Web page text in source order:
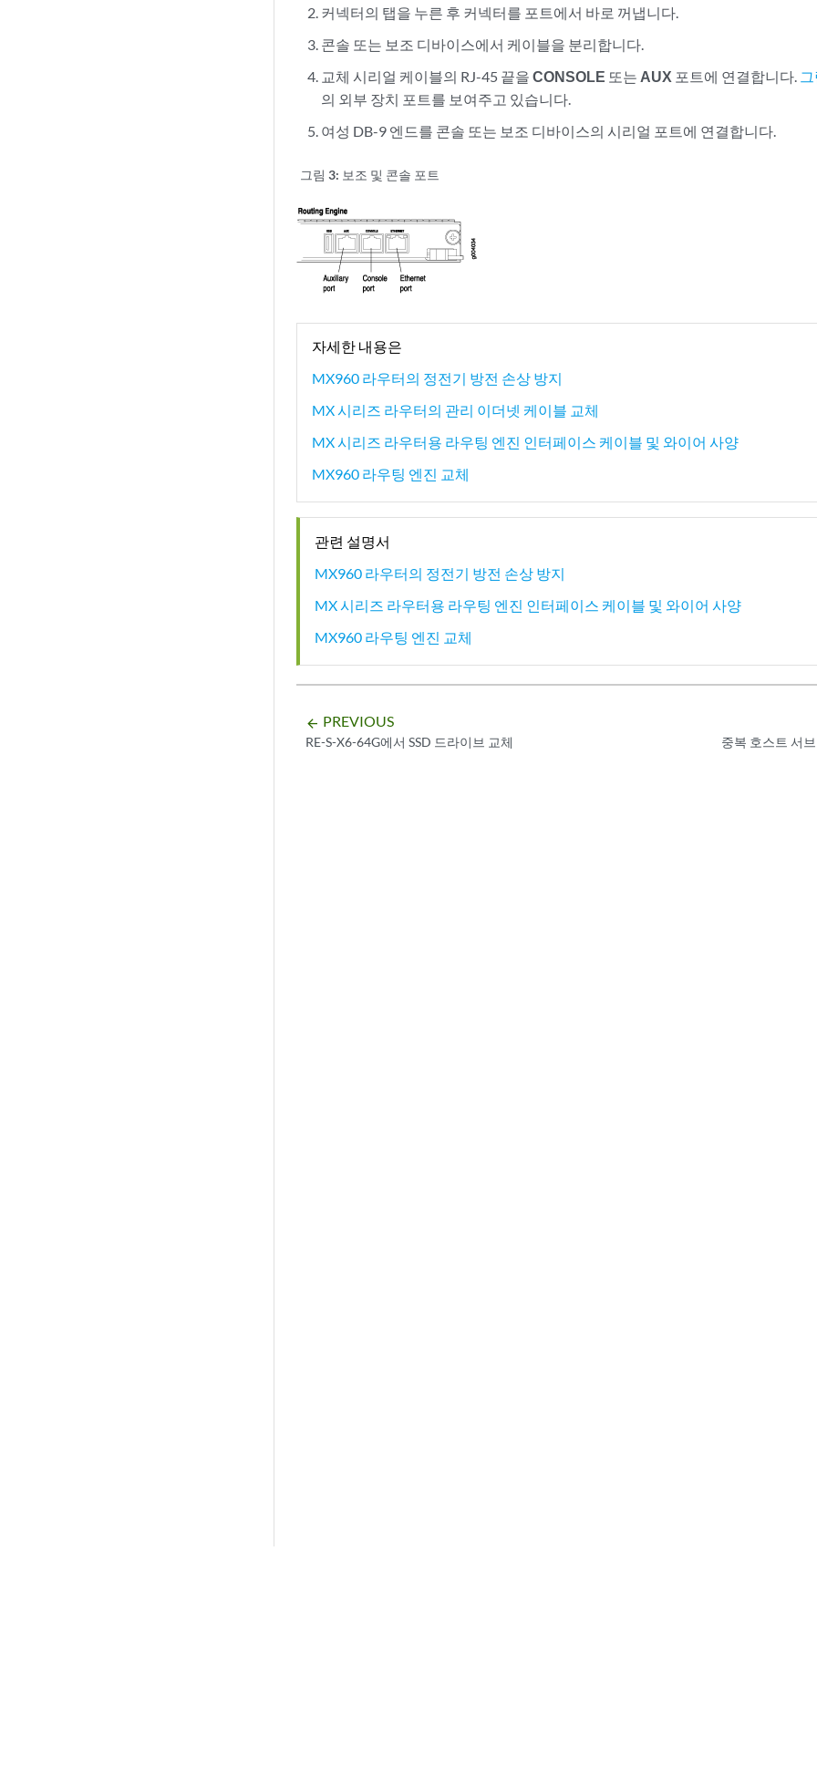
커넥터의 탭을 누른 후 커넥터를 포트에서 바로 꺼냅니다.
콘솔 또는 보조 디바이스에서 케이블을 분리합니다.
교체 시리얼 케이블의 RJ-45 끝을CONSOLE 또는 AUX 포트에 연결합니다.
의 외부 장치 포트를 보여주고 있습니다.
여성 DB-9 엔드를 콘솔 또는 보조 디바이스의 시리얼 포트에 연결합니다.
그림 3: 보조 및 콘솔 포트
자세한 내용은
MX960 라우터의 정전기 방전 손상 방지
MX 시리즈 라우터의 관리 이더넷 케이블 교체
MX 시리즈 라우터용 라우팅 엔진 인터페이스 케이블 및 와이어 사양
MX960 라우팅 엔진 교체
관련 설명서
MX960 라우터의 정전기 방전 손상 방지
MX 시리즈 라우터용 라우팅 엔진 인터페이스 케이블 및 와이어 사양
MX960 라우팅 엔진 교체
arrow_backward PREVIOUS
RE-S-X6-64G에서 SSD 드라이브 교체
중복 호스트 서